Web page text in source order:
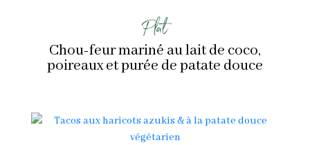
Plat
Chou-feur mariné au lait de coco,
poireaux et purée de patate douce